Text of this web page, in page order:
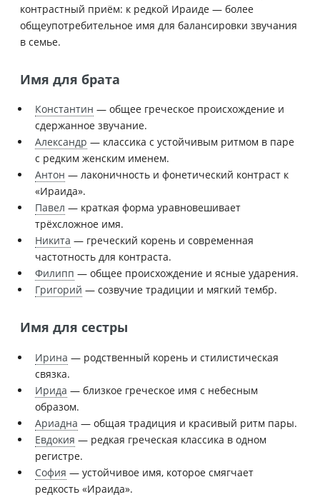
контрастный приём: к редкой Ираиде — более
общеупотребительное имя для балансировки звучания
в семье.
Имя для брата
Константин — общее греческое происхождение и
сдержанное звучание.
Александр — классика с устойчивым ритмом в паре
с редким женским именем.
Антон — лаконичность и фонетический контраст к
«Ираида».
Павел — краткая форма уравновешивает
трёхсложное имя.
Никита — греческий корень и современная
частотность для контраста.
Филипп — общее происхождение и ясные ударения.
Григорий — созвучие традиции и мягкий тембр.
Имя для сестры
Ирина — родственный корень и стилистическая
связка.
Ирида — близкое греческое имя с небесным
образом.
Ариадна — общая традиция и красивый ритм пары.
Евдокия — редкая греческая классика в одном
регистре.
София — устойчивое имя, которое смягчает
редкость «Ираида».